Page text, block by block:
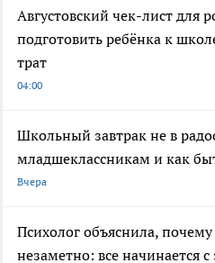
Августовский чек-лист для
подготовить ребёнка к
трат
04:00
Школьный завтрак не в
младшеклассникам и как
Вчера
Психолог объяснила,
незаметно: все начинается